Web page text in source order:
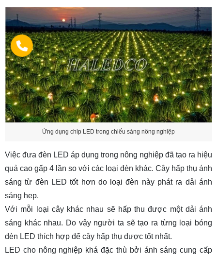
Ứng dụng chip LED trong chiếu sáng nông nghiệp
Việc đưa đèn LED áp dụng trong nông nghiệp đã tạo ra hiệu
quả cao gấp 4 lần so với các loại đèn khác. Cây hấp thụ ánh
sáng từ đèn LED tốt hơn do loại đèn này phát ra dải ánh
sáng hẹp.
Với mỗi loại cây khác nhau sẽ hấp thu được một dải ánh
sáng khác nhau. Do vậy người ta sẽ tạo ra từng loại bóng
đèn LED thích hợp để cây hấp thụ được tốt nhất.
LED cho nông nghiệp khá đặc thù bởi ánh sáng cung cấp